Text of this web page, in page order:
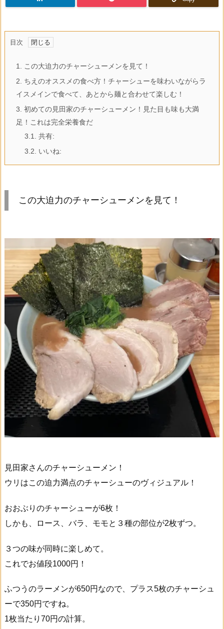
目次
1.
この大迫力のチャーシューメンを見て！
2.
ちえのオススメの食べ方！チャーシューを味わいながらラ
イスメインで食べて、あとから麺と合わせて楽しむ！
3. 初めての見田家のチャーシューメン！見た目も味も大満
足！これは完全栄養食だ
3.1.
共有:
3.2.
いいね:
この大迫力のチャーシューメンを見て！
見田家さんのチャーシューメン！
ウリはこの迫力満点のチャーシューのヴィジュアル！
おおぶりのチャーシューが6枚！
しかも、ロース、バラ、モモと３種の部位が2枚ずつ。
３つの味が同時に楽しめて。
これでお値段1000円！
ふつうのラーメンが650円なので、プラス5枚のチャーシュ
ーで350円ですね。
1枚当たり70円の計算。